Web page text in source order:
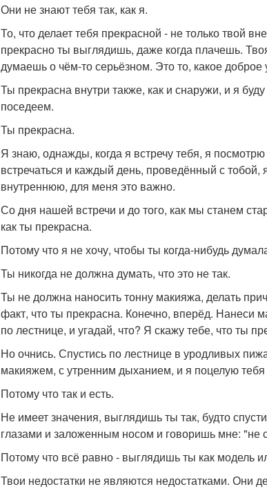
Они не знают тебя так, как я.
То, что делает тебя прекрасной - не только твой
прекрасно ты выглядишь, даже когда плачешь.
думаешь о чём-то серьёзном. Это то, какое доброе
Ты прекрасна внутри также, как и снаружи, и я
поседеем.
Ты прекрасна.
Я знаю, однажды, когда я встречу тебя, я
встречаться и каждый день, проведённый с
внутреннюю, для меня это важно.
Со дня нашей встречи и до того, как мы станем
как ты прекрасна.
Потому что я не хочу, чтобы ты когда-нибудь
Ты никогда не должна думать, что это не так.
Ты не должна наносить тонну макияжа, делать
факт, что ты прекрасна. Конечно, вперёд. Нанеси
по лестнице, и угадай, что? Я скажу тебе, что ты
Но очнись. Спустись по лестнице в уродливых
макияжем, с утренним дыханием, и я поцелую
Потому что так и есть.
Не имеет значения, выглядишь ты так, будто
глазами и заложенным носом и говоришь мне: "не
Потому что всё равно - выглядишь ты как модель
Твои недостатки не являются недостатками. Они